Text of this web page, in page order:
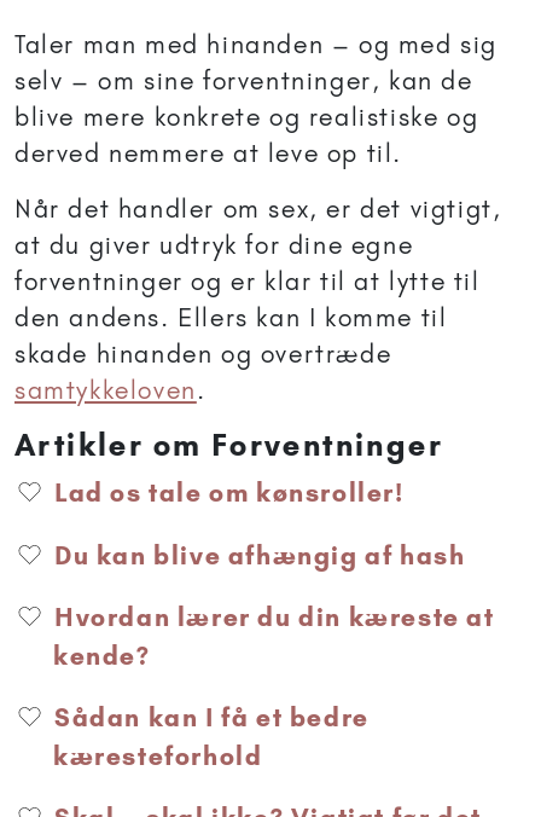
Taler man med hinanden – og med sig
selv – om sine forventninger, kan de
blive mere konkrete og realistiske og
derved nemmere at leve op til.
Når det handler om sex, er det vigtigt,
at du giver udtryk for dine egne
forventninger og er klar til at lytte til
den andens. Ellers kan I komme til
skade hinanden og overtræde
samtykkeloven .
Artikler om Forventninger
Lad os tale om kønsroller!
Du kan blive afhængig af hash
Hvordan lærer du din kæreste at
kende?
Sådan kan I få et bedre
kæresteforhold